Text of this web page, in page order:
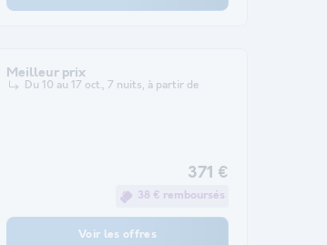
Meilleur prix
Du 10 au 17 oct., 7 nuits, à partir de
371 €
38 € remboursés
Voir les offres